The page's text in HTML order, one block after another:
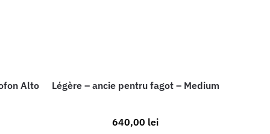
Alto Légère – ancie pentru fagot – Medium
640,00 lei